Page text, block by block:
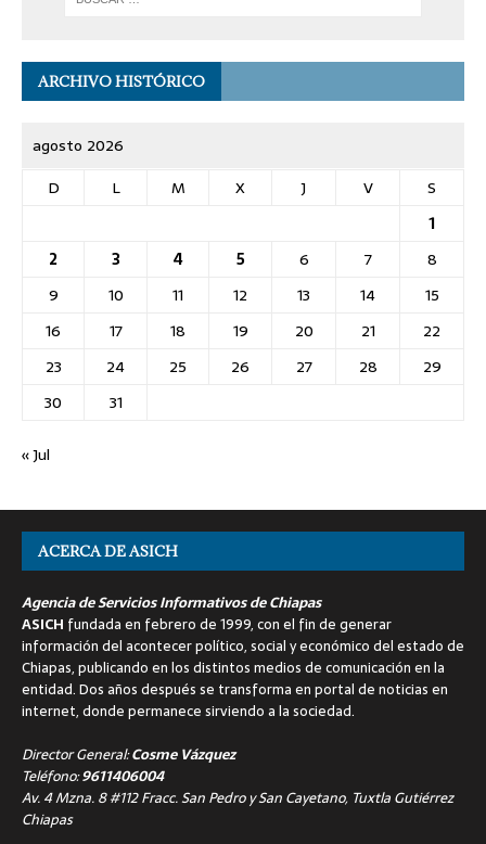
ARCHIVO HISTÓRICO
agosto 2026
D
L M X J V
S
1
2
3 4 5 6 7
8
9
10 11 12 13 14
15
16
17 18 19 20 21
22
23
24 25 26 27 28
29
30
31
« Jul
ACERCA DE ASICH
Agencia de Servicios Informativos de Chiapas
ASICH fundada en febrero de 1999, con el fin de generar
información del acontecer político, social y económico del estado de
Chiapas, publicando en los distintos medios de comunicación en la
entidad. Dos años después se transforma en portal de noticias en
internet, donde permanece sirviendo a la sociedad.
Director General:Cosme Vázquez
Teléfono:9611406004
Av. 4 Mzna. 8 #112 Fracc. San Pedro y San Cayetano, Tuxtla Gutiérrez
Chiapas